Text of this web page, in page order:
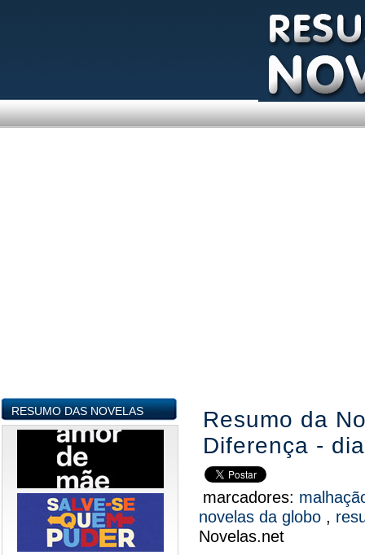
RESUMO DAS NOVELAS
Resumo da
Diferença -
marcadores:
novelas da globo ,
Novelas.net